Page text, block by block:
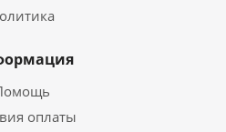
оплаты